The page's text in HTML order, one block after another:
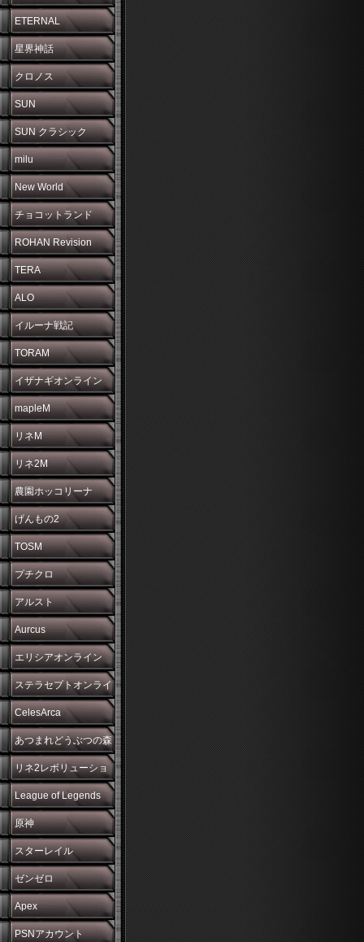
ETERNAL
星界神話
クロノス
SUN
SUN クラシック
milu
New World
チョコットランド
ROHAN Revision
TERA
ALO
イルーナ戦記
TORAM
イザナギオンライン
mapleM
リネM
リネ2M
農園ホッコリーナ
げんもの2
TOSM
プチクロ
アルスト
Aurcus
エリシアオンライン
ステラセプトオンライ
ン
CelesArca
あつまれどうぶつの森
リネ2レボリューショ
ン
League of Legends
原神
スターレイル
ゼンゼロ
Apex
PSNアカウント